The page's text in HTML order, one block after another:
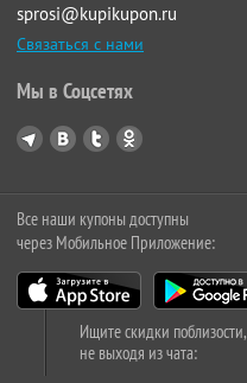
sprosi@kupikupon.ru
Связаться с нами
Мы в Соцсетях
Все наши купоны доступны
через Мобильное Приложение:
Ищите скидки поблизости,
не выходя из чата: